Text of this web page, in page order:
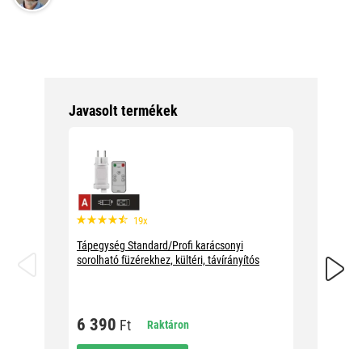
Javasolt termékek
19x
Tápegység Standard/Profi karácsonyi
sorolható füzérekhez, kültéri, távírányítós
6 390 Ft Raktáron